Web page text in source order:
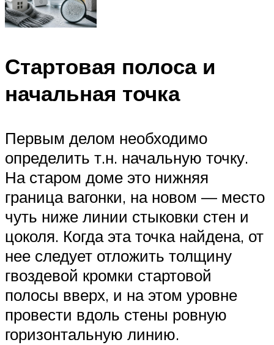
Стартовая полоса и
начальная точка
Первым делом необходимо
определить т.н. начальную точку.
На старом доме это нижняя
граница вагонки, на новом — место
чуть ниже линии стыковки стен и
цоколя. Когда эта точка найдена, от
нее следует отложить толщину
гвоздевой кромки стартовой
полосы вверх, и на этом уровне
провести вдоль стены ровную
горизонтальную линию.